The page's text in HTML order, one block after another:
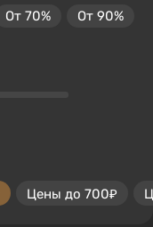
От 70% От 90%
Цены до 700₽